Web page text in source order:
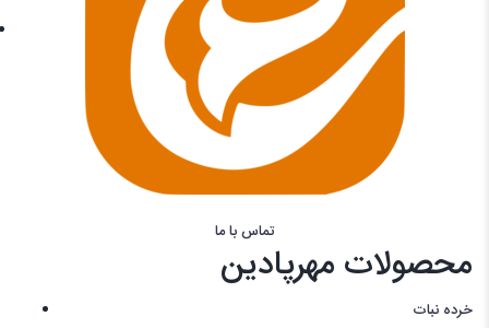
تماس با ما
محصولات مهرپادین
خرده نبات